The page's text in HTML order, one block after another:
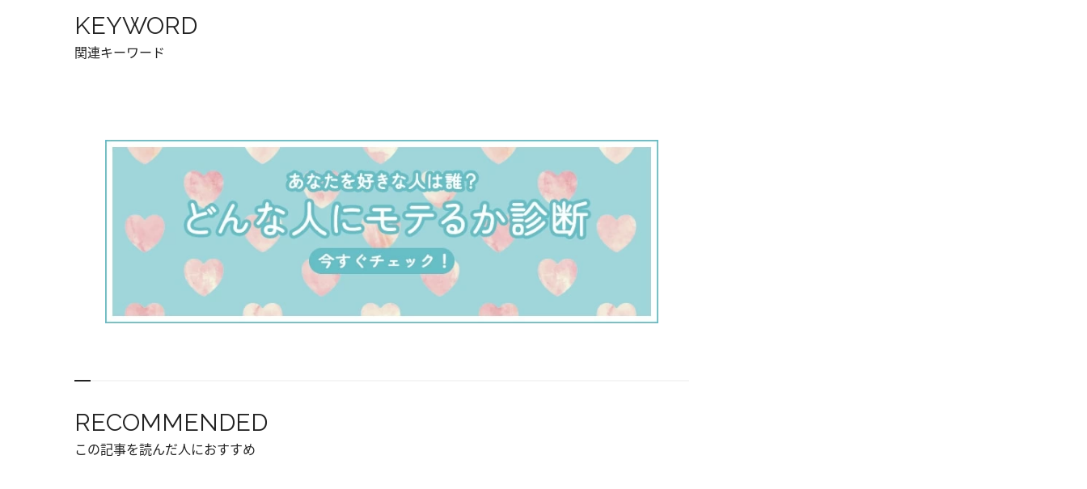
KEYWORD
関連キーワード
RECOMMENDED
この記事を読んだ人におすすめ